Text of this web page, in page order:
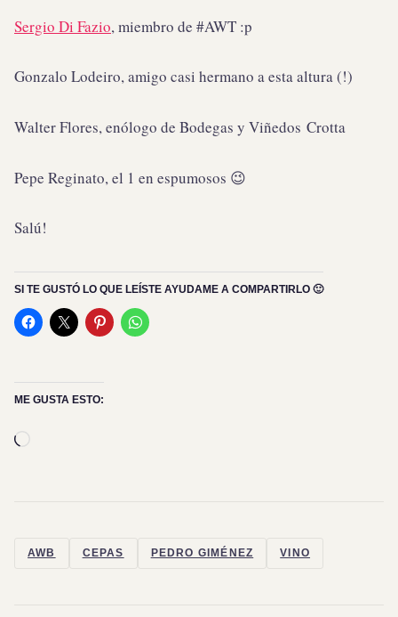
Sergio Di Fazio, miembro de #AWT :p
Gonzalo Lodeiro, amigo casi hermano a esta altura (!)
Walter Flores, enólogo de Bodegas y Viñedos Crotta
Pepe Reginato, el 1 en espumosos 😉
Salú!
SI TE GUSTÓ LO QUE LEÍSTE AYUDAME A COMPARTIRLO 🙂
ME GUSTA ESTO:
AWB CEPAS PEDRO GIMÉNEZ VINO